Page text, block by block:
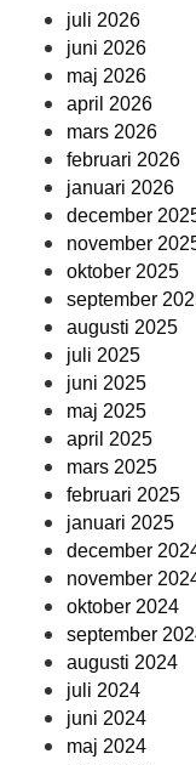
juli 2026
juni 2026
maj 2026
april 2026
mars 2026
februari 2026
januari 2026
december
november
oktober 2025
september
augusti 2025
juli 2025
juni 2025
maj 2025
april 2025
mars 2025
februari 2025
januari 2025
december
november
oktober 2024
september
augusti 2024
juli 2024
juni 2024
maj 2024